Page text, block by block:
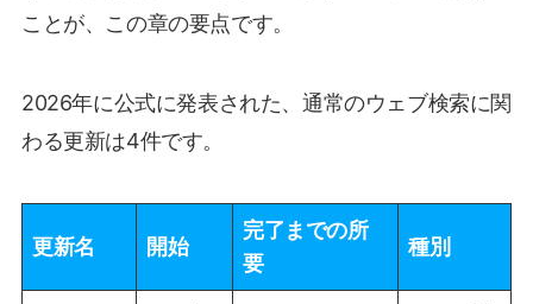
ことが、この章の要点です。
2026年に公式に発表された、通常のウェブ検索に関
わる更新は4件です。
更新名 開始
完了までの所
要
種別